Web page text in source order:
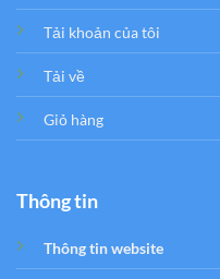
Tải khoản của tôi
Tải về
Giỏ hàng
Thông tin
Thông tin website